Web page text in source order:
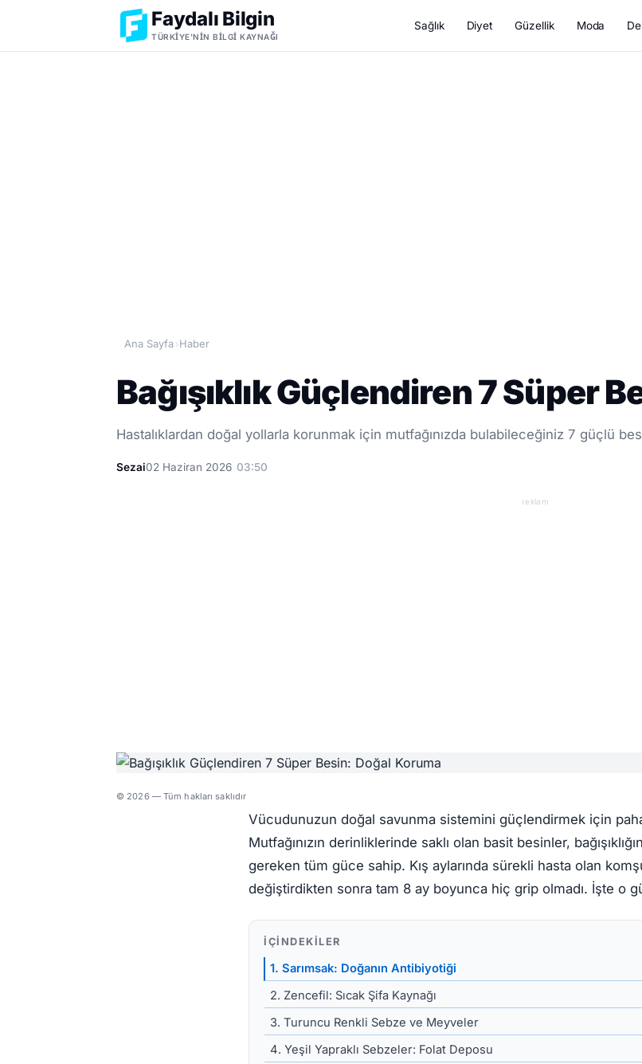
Faydalı Bilgin
TÜRKIYE'NIN BILGI KAYNAĞI
Sağlık Diyet Güzellik Moda
Ana Sayfa ›Haber
Bağışıklık Güçlendiren 7 Süper
Hastalıklardan doğal yollarla korunmak için mutfağınızda bulabileceğiniz 7 güçlü
Sezai02 Haziran 2026 03:50
reklam
© 2026 — Tüm hakları saklıdır
Vücudunuzun doğal savunma sistemini güçlendirmek için
Mutfağınızın derinliklerinde saklı olan basit besinler,
gereken tüm güce sahip. Kış aylarında sürekli hasta olan
değiştirdikten sonra tam 8 ay boyunca hiç grip olmadı. İşte o
İÇINDEKILER
1. Sarımsak: Doğanın Antibiyotiği
2. Zencefil: Sıcak Şifa Kaynağı
3. Turuncu Renkli Sebze ve Meyveler
4. Yeşil Yapraklı Sebzeler: Folat Deposu